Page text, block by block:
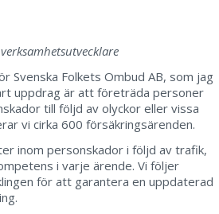
Svenska Folkets Ombud AB, som jag
uppdrag är att företräda personer
till följd av olyckor eller vissa
vi cirka 600 försäkringsärenden.
inom personskador i följd av trafik,
i varje ärende. Vi följer
för att garantera en uppdaterad